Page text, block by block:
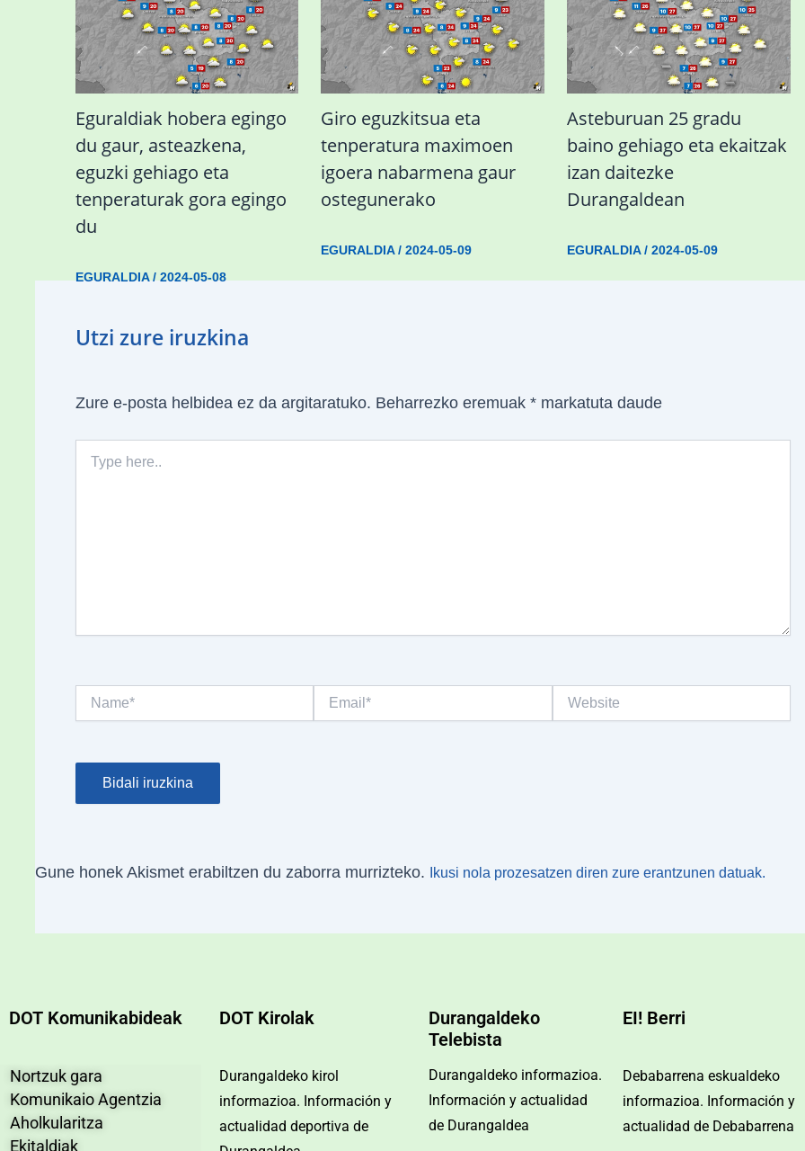
Eguraldiak hobera egingo
du gaur, asteazkena,
eguzki gehiago eta
tenperaturak gora egingo
du
EGURALDIA/ 2024-05-08
Giro eguzkitsua eta
tenperatura maximoen
igoera nabarmena gaur
ostegunerako
EGURALDIA/2024-05-09
Asteburuan 25 gradu
baino gehiago eta ekaitzak
izan daitezke
Durangaldean
EGURALDIA/2024-05-09
Utzi zure iruzkina
Zure e-posta helbidea ez da argitaratuko. Beharrezko eremuak *markatuta daude
here..
Gune honek Akismet erabiltzen du zaborra murrizteko. Ikusi nola prozesatzen diren zure erantzunen datuak.
DOT Komunikabideak
Nortzuk gara
Komunikaio Agentzia
Aholkularitza
Ekitaldiak
DOT Kirolak
Durangaldeko kirol
informazioa. Información y
actualidad deportiva de
Durangaldeko
Telebista
Durangaldeko informazioa.
Información y actualidad
de Durangaldea
EI! Berri
Debabarrena eskualdeko
informazioa. Información y
actualidad de Debabarrena